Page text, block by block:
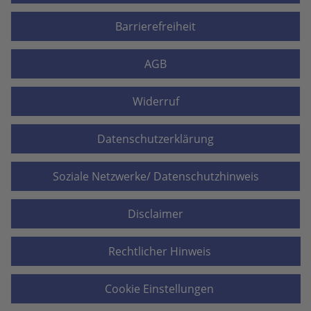
Barrierefreiheit
AGB
Widerruf
Datenschutzerklärung
Soziale Netzwerke/ Datenschutzhinweis
Disclaimer
Rechtlicher Hinweis
Cookie Einstellungen